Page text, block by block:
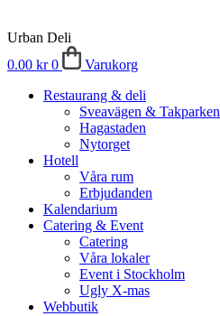
Urban Deli
0.00 kr 0
Varukorg
Restaurang & deli
Sveavägen & Takparken
Hagastaden
Nytorget
Hotell
Våra rum
Erbjudanden
Kalendarium
Catering & Event
Catering
Våra lokaler
Event i Stockholm
Ugly X-mas
Webbutik